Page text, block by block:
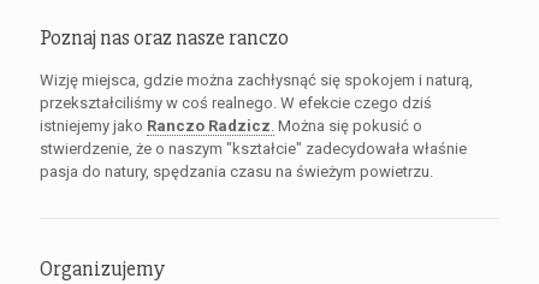
Poznaj nas oraz nasze ranczo
Wizję miejsca, gdzie można zachłysnąć się spokojem i naturą,
przekształciliśmy w coś realnego. W efekcie czego dziś
istniejemy jako Ranczo Radzicz. Można się pokusić o
stwierdzenie, że o naszym "kształcie" zadecydowała właśnie
pasja do natury, spędzania czasu na świeżym powietrzu.
Organizujemy